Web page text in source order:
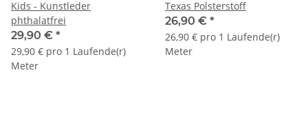
Kids - Kunstleder
phthalatfrei
29,90 € *
29,90 € pro 1 Laufende(r)
Meter
Texas Polsterstoff
26,90 € *
26,90 € pro 1 Laufende(r)
Meter